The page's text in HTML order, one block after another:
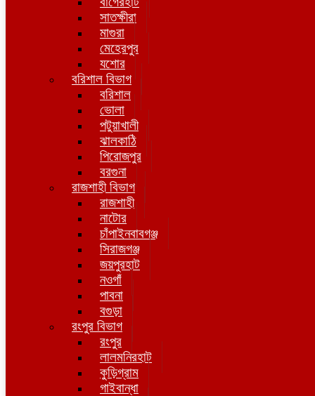
সাতক্ষীরা
মাগুরা
মেহেরপুর
যশোর
বরিশাল বিভাগ
বরিশাল
ভোলা
পটুয়াখালী
ঝালকাঠি
পিরোজপুর
বরগুনা
রাজশাহী বিভাগ
রাজশাহী
নাটোর
চাঁপাইনবাবগঞ্জ
সিরাজগঞ্জ
জয়পুরহাট
নওগাঁ
পাবনা
বগুড়া
রংপুর বিভাগ
রংপুর
লালমনিরহাট
কুড়িগ্রাম
গাইবান্ধা